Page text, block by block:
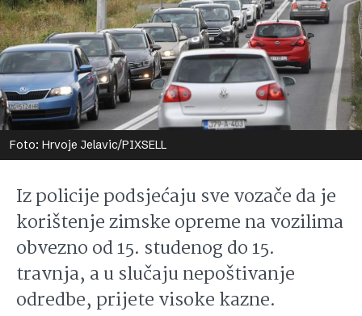
Foto: Hrvoje Jelavic/PIXSELL
Iz policije podsjećaju sve vozače da je
korištenje zimske opreme na vozilima
obvezno od 15. studenog do 15.
travnja, a u slučaju nepoštivanje
odredbe, prijete visoke kazne.